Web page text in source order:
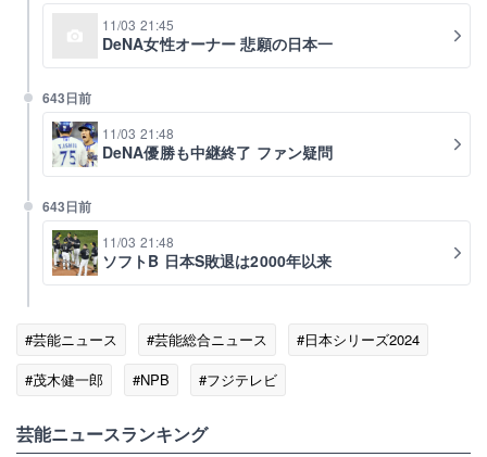
11/03 21:45
DeNA女性オーナー 悲願の日本一
643日前
11/03 21:48
DeNA優勝も中継終了 ファン疑問
643日前
11/03 21:48
ソフトB 日本S敗退は2000年以来
#芸能ニュース #芸能総合ニュース
#日本シリーズ2024
#茂木健一郎
#NPB
#フジテレビ
芸能ニュースランキング